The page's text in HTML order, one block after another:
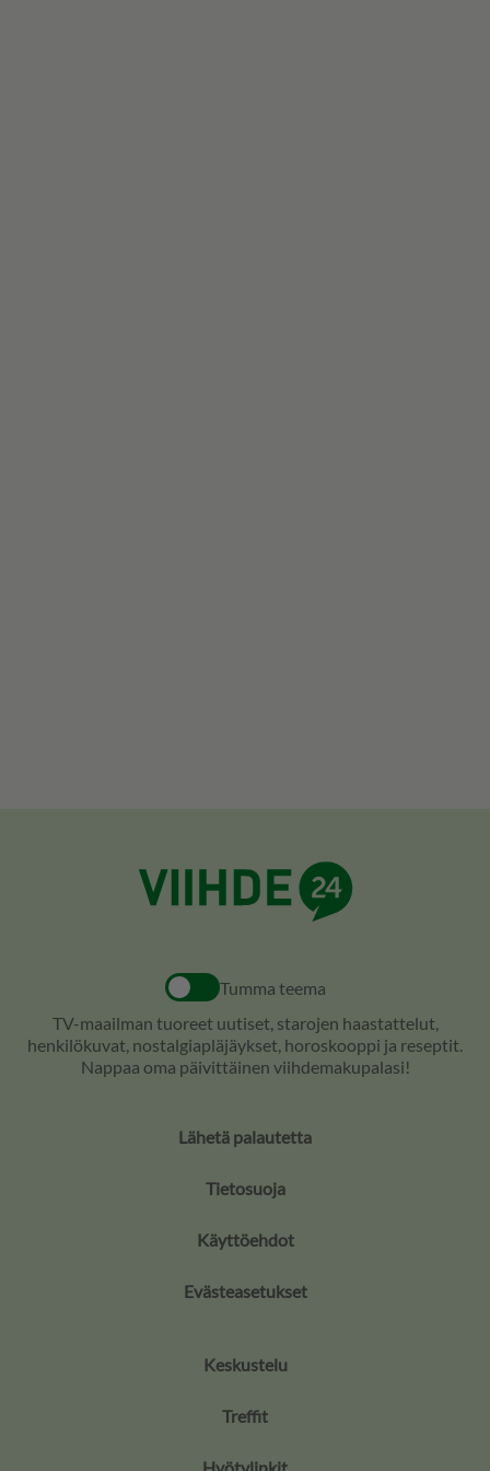
Tumma teema
TV-maailman tuoreet uutiset, starojen haastattelut,
henkilökuvat, nostalgiapläjäykset, horoskooppi ja reseptit.
Nappaa oma päivittäinen viihdemakupalasi!
Lähetä palautetta
Tietosuoja
Käyttöehdot
Evästeasetukset
Keskustelu
Treffit